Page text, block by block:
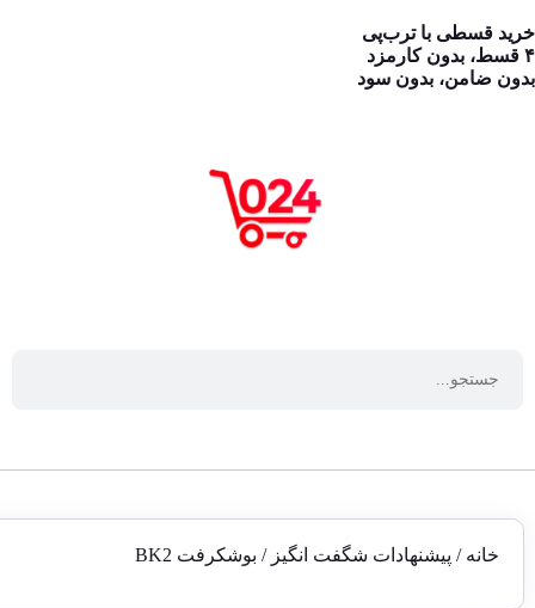
خرید قسطی با ترب‌پی
۴ قسط، بدون کارمزد
بدون ضامن، بدون سود
خانه / پیشنهادات شگفت انگیز / بوشکرفت BK2